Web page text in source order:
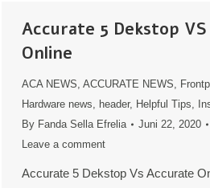
Accurate 5 Dekstop
Online
ACA NEWS, ACCURATE NEWS,
Hardware news, header, Helpful Tips,
By Fanda Sella Efrelia
Juni 22, 2020
Leave a comment
Accurate 5 Dekstop Vs Accurate